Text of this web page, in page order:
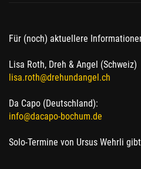
Für (noch) aktuellere
Lisa Roth, Dreh & Angel (Schweiz)
lisa.roth@drehundangel.ch
Da Capo (Deutschland):
info@dacapo-bochum.de
Solo-Termine von Ursus Wehrli